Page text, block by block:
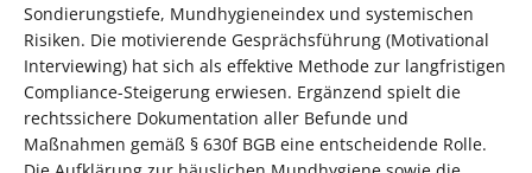
Sondierungstiefe, Mundhygieneindex und systemischen
Risiken. Die motivierende Gesprächsführung (Motivational
Interviewing) hat sich als effektive Methode zur langfristigen
Compliance-Steigerung erwiesen. Ergänzend spielt die
rechtssichere Dokumentation aller Befunde und
Maßnahmen gemäß § 630f BGB eine entscheidende Rolle.